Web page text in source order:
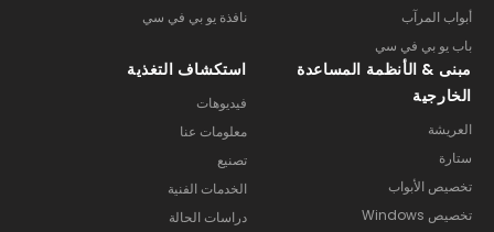
أبواب المرآب
باب يو بي في سي
نافذة يو بي في سي
مبنى & الأنظمة المساعدة
الخارجية
العريشة
ستارة
تخصيص الأبواب
تخصيص Windows
استكشاف التغذية
فيديوهات
معلومات عنا
تصنيع
الخدمات الفنية
دراسات الحالة